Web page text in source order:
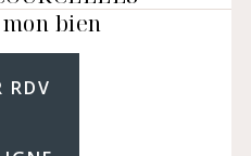
bien
RDV